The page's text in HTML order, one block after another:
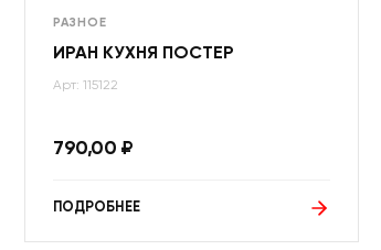
РАЗНОЕ
ИРАН КУХНЯ ПОСТЕР
Арт: 115122
790,00 ₽
ПОДРОБНЕЕ